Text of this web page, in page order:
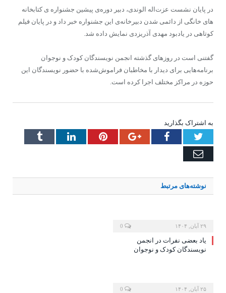
در پایان نشست عزت‌اله الوندی، دبیر دوره‌ی پیشین جشنواره ی کتابخانه
های خانگی از دائمی شدن دبیرخانه‌ی این جشنواره خبر داد و در پایان فیلم
کوتاهی در یادبود مهدی آذریزدی نمایش داده شد.
گفتنی است در روز‌های گذشته انجمن نویسندگان کودک و نوجوان
برنامه‌هایی برای دیدار با مخاطبان فراموش‌شده با حضور نویسندگان این
حوزه در مراکز مختلف اجرا کرده است.
به اشتراک بگذارید
Twitter
Facebook
Google+
Pinterest
LinkedIn
Tumblr
Email
نوشته‌های مرتبط
۲۹ آبان, ۱۴۰۴
یاد بعضی نفرات در انجمن
نویسندگان کودک و نوجوان
۲۵ آبان, ۱۴۰۴